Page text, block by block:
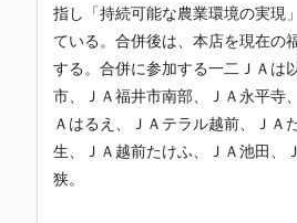
指し「持続可能な農業環境の実現
ている。合併後は、本店を現在の
する。合併に参加する一二ＪＡは
市、ＪＡ福井市南部、ＪＡ永平寺
Ａはるえ、ＪＡテラル越前、ＪＡ
生、ＪＡ越前たけふ、ＪＡ池田、
狭。